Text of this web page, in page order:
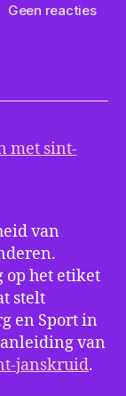
Geen reactiesop
van
op het etiket
stelt
en Sport in
van
janskruid.